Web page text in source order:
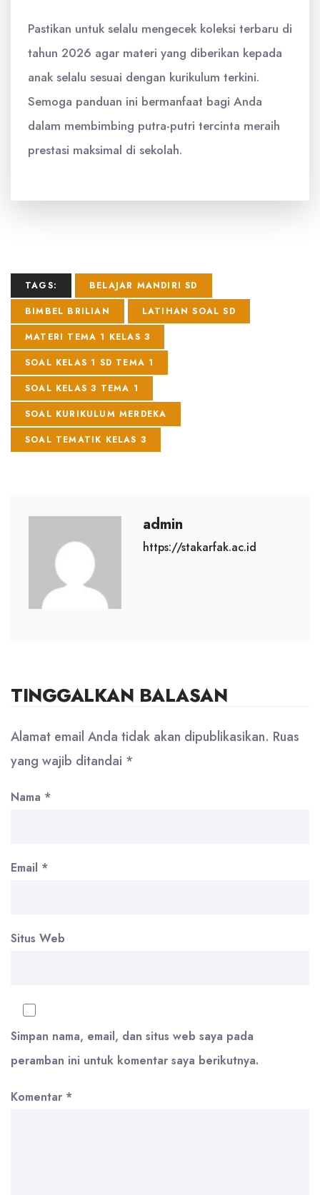
Pastikan untuk selalu mengecek koleksi terbaru di
tahun 2026 agar materi yang diberikan kepada
anak selalu sesuai dengan kurikulum terkini.
Semoga panduan ini bermanfaat bagi Anda
dalam membimbing putra-putri tercinta meraih
prestasi maksimal di sekolah.
TAGS:
BELAJAR MANDIRI SD
BIMBEL BRILIAN
LATIHAN SOAL SD
MATERI TEMA 1 KELAS 3
SOAL KELAS 1 SD TEMA 1
SOAL KELAS 3 TEMA 1
SOAL KURIKULUM MERDEKA
SOAL TEMATIK KELAS 3
admin
https://stakarfak.ac.id
TINGGALKAN BALASAN
Alamat email Anda tidak akan dipublikasikan. Ruas
yang wajib ditandai *
Nama *
Email *
Situs Web
Simpan nama, email, dan situs web saya pada
peramban ini untuk komentar saya berikutnya.
Komentar *